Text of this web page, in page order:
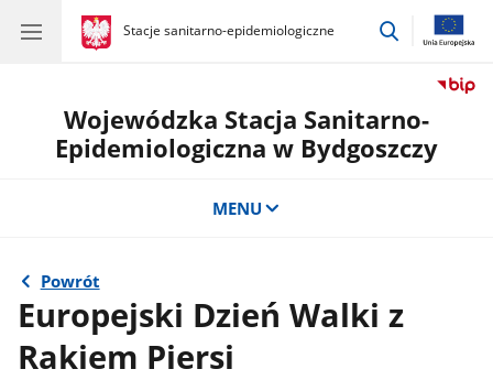
gov.pl
Stacje sanitarno-epidemiologiczne
gov.pl
Stacje
przejdź
Wojewódzka Stacja Sanitarno-
Epidemiologiczna w Bydgoszczy
MENU
Powrót
Europejski Dzień Walki z
Rakiem Piersi